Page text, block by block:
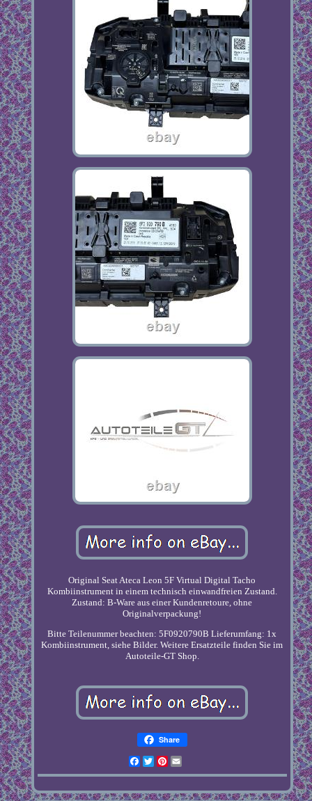
Original Seat Ateca Leon 5F Virtual Digital Tacho
Kombiinstrument in einem technisch einwandfreien Zustand.
Zustand: B-Ware aus einer Kundenretoure, ohne
Originalverpackung!
Bitte Teilenummer beachten: 5F0920790B Lieferumfang: 1x
Kombiinstrument, siehe Bilder. Weitere Ersatzteile finden Sie im
Autoteile-GT Shop.
Share
Facebook
TwitterPinterest